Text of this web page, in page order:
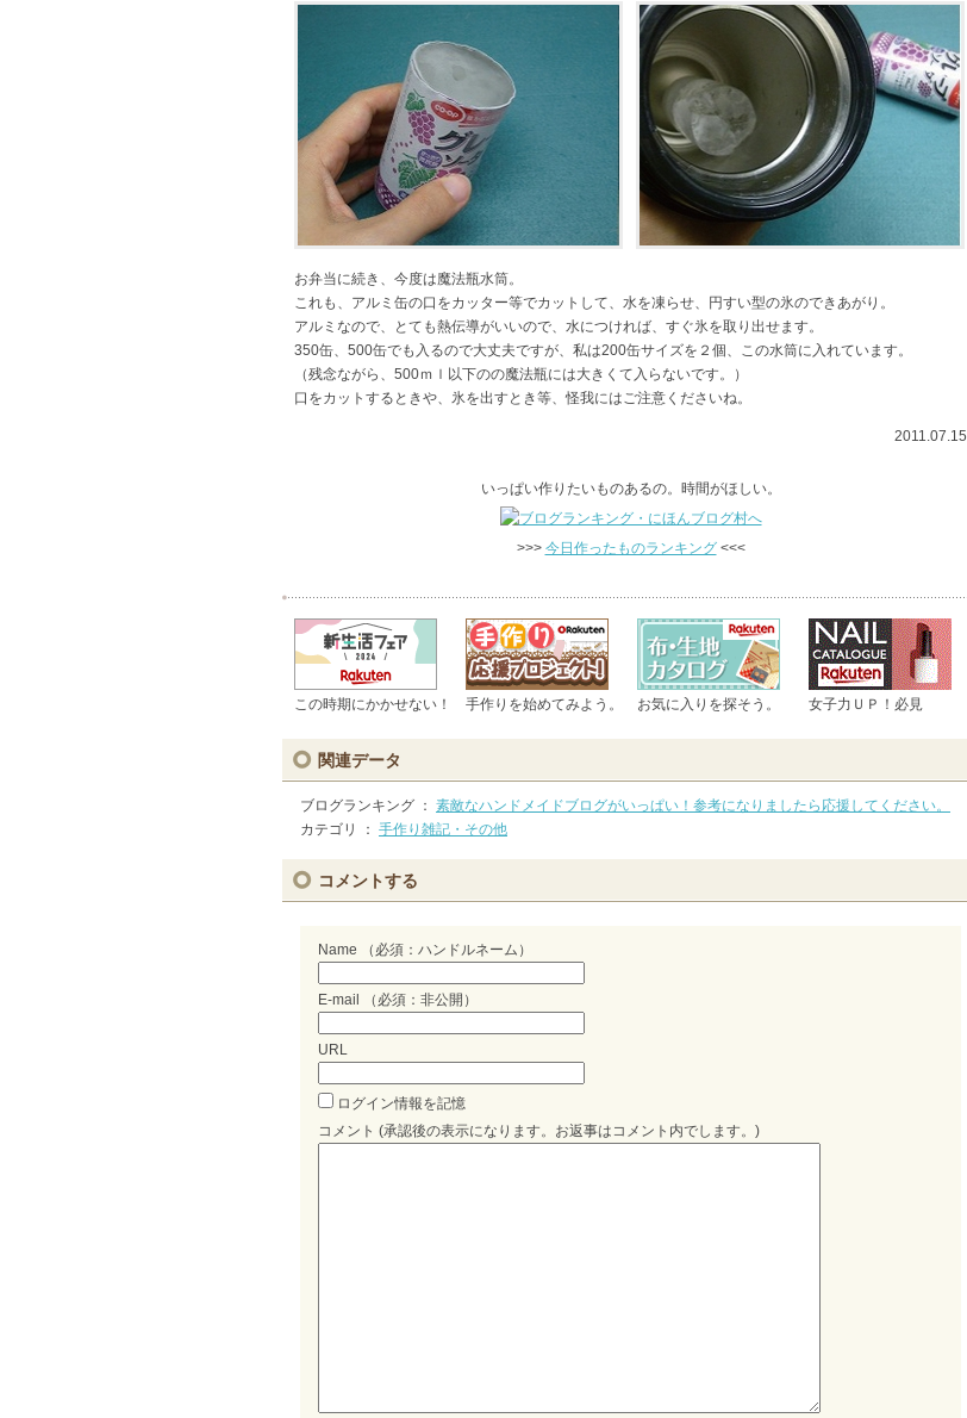
お弁当に続き、今度は魔法瓶水筒。
これも、アルミ缶の口をカッター等でカットして、水を凍らせ、円すい型の氷のできあがり。
アルミなので、とても熱伝導がいいので、水につければ、すぐ氷を取り出せます。
350缶、500缶でも入るので大丈夫ですが、私は200缶サイズを２個、この水筒に入れています。
（残念ながら、500ｍｌ以下のの魔法瓶には大きくて入らないです。）
口をカットするときや、氷を出すとき等、怪我にはご注意くださいね。
2011.07.15
いっぱい作りたいものあるの。時間がほしい。
>>> 今日作ったものランキング<<<
この時期にかかせない！ 手作りを始めてみよう。 お気に入りを探そう。 女子力ＵＰ！必見
関連データ
ブログランキング ： 素敵なハンドメイドブログがいっぱい！参考になりましたら応援してください。
カテゴリ ： 手作り雑記・その他
コメントする
Name （必須：ハンドルネーム）
E-mail （必須：非公開）
URL
ログイン情報を記憶
コメント (承認後の表示になります。お返事はコメント内でします。)